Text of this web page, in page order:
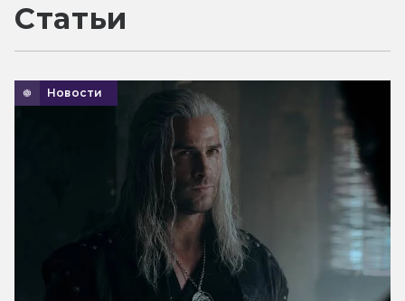
Статьи
Новости